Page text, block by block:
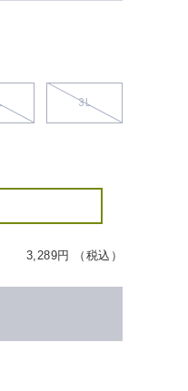
3L
3,289円 （税込）